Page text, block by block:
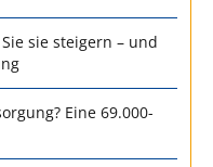
sie steigern – und
Eine 69.000-